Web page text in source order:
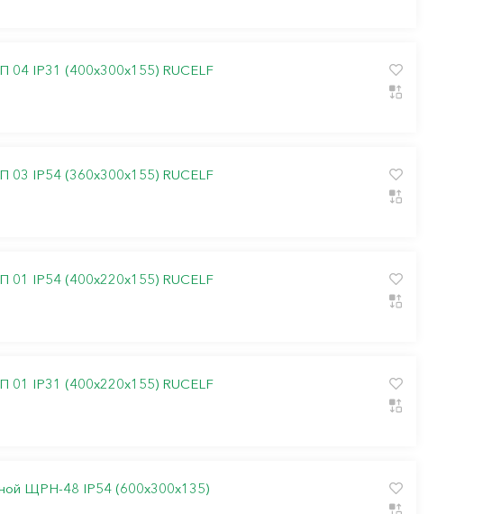
IP31 (400х300х155) RUCELF
IP54 (360х300х155) RUCELF
IP54 (400х220х155) RUCELF
IP31 (400х220х155) RUCELF
ЩРН-48 IP54 (600х300х135)